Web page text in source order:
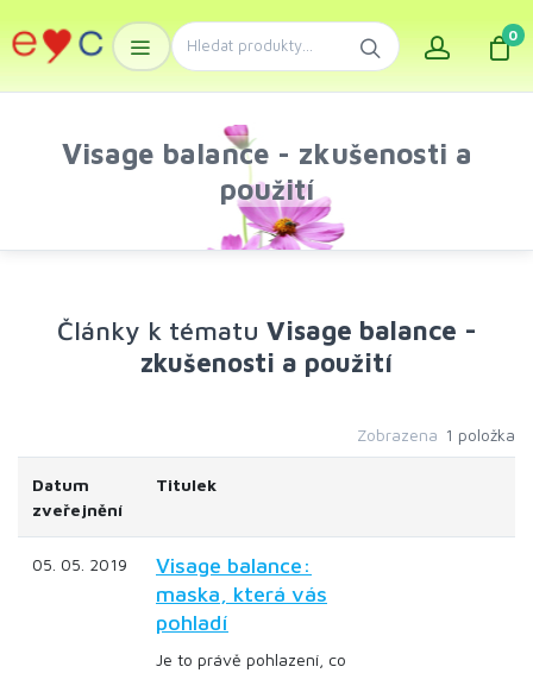
0
Visage balance - zkušenosti a
použití
Články k tématu Visage balance -
zkušenosti a použití
Zobrazena 1 položka
Datum
zveřejnění
Titulek
05. 05. 2019
Visage balance:
maska, která vás
pohladí
Je to právě pohlazení, co